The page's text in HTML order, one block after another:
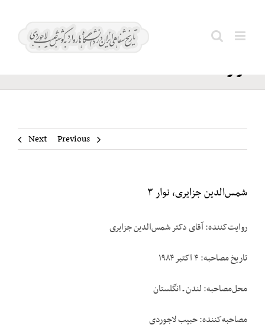
جزایری،
نوار ۳
Previous
Next
شمس‌الدین جزایری، نوار ۳
روایت‌کننده: آقای دکتر شمس‌الدین جزایری
تاریخ مصاحبه: ۴ اکتبر ۱۹۸۴
محل‌مصاحبه: لندن ـ انگلستان
مصاحبه‌کننده: حبیب لاجوردی